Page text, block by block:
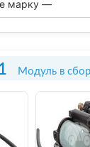
Модуль в